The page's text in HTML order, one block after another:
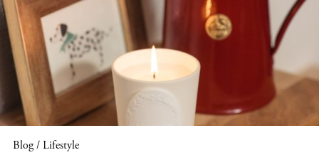
Blog / Lifestyle